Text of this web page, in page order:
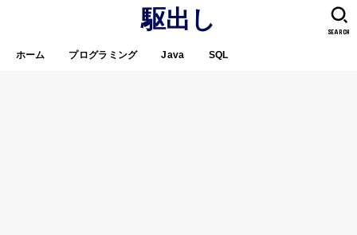
駆出し
ホーム プログラミング Java SQL
SEARCH